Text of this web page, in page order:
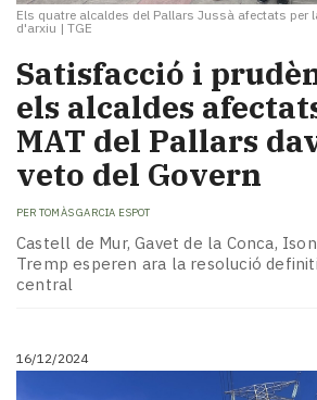
Els quatre alcaldes del Pallars Jussà afectats per
d'arxiu | TGE
Satisfacció i
els alcaldes
MAT del Pallars
veto del Govern
PER TOMÀS GARCIA ESPOT
Castell de Mur, Gavet de la Conca,
Tremp esperen ara la resolució
central
16/12/2024